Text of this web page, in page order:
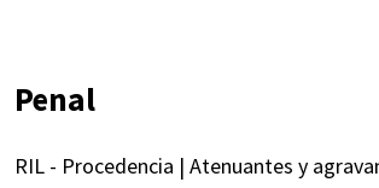
Penal
RIL - Procedencia | Atenuantes y